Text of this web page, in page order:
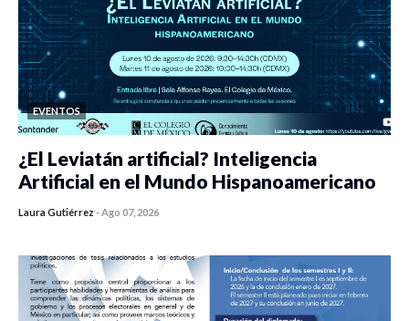
EVENTOS
¿El Leviatán artificial? Inteligencia
Artificial en el Mundo Hispanoamericano
Laura Gutiérrez -Ago 07, 2026